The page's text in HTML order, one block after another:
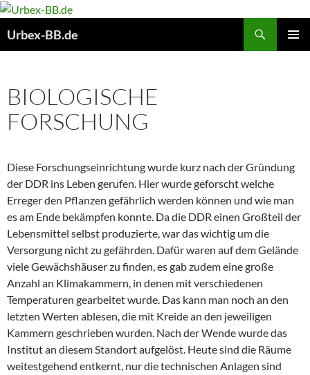
Urbex-BB.de
BIOLOGISCHE
FORSCHUNG
Diese Forschungseinrichtung wurde kurz nach der Gründung
der DDR ins Leben gerufen. Hier wurde geforscht welche
Erreger den Pflanzen gefährlich werden können und wie man
es am Ende bekämpfen konnte. Da die DDR einen Großteil der
Lebensmittel selbst produzierte, war das wichtig um die
Versorgung nicht zu gefährden. Dafür waren auf dem Gelände
viele Gewächshäuser zu finden, es gab zudem eine große
Anzahl an Klimakammern, in denen mit verschiedenen
Temperaturen gearbeitet wurde. Das kann man noch an den
letzten Werten ablesen, die mit Kreide an den jeweiligen
Kammern geschrieben wurden. Nach der Wende wurde das
Institut an diesem Standort aufgelöst. Heute sind die Räume
weitestgehend entkernt, nur die technischen Anlagen sind